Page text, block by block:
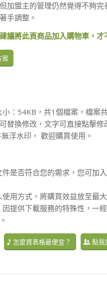
加盟主的管理仍然覺得不夠
手調整。
議將此頁商品加入購物車，才
案
：54KB，共1個檔案，檔案
替換修改，文字可直接點擊
浮水印， 歡迎購買使用。
是否符合您的需求，您可加
用方式，將購買效益放至最大
提供下載服務的特殊性，一
怎麼買表格最便宜？ 點我